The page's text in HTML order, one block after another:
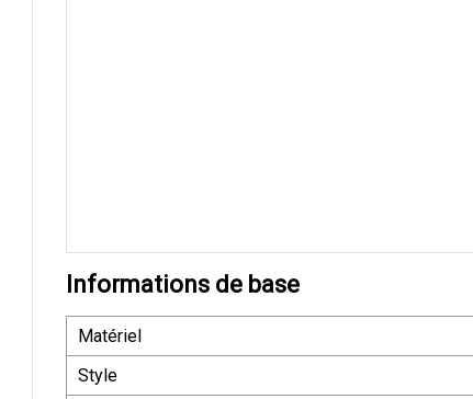
Informations de base
Matériel
Style